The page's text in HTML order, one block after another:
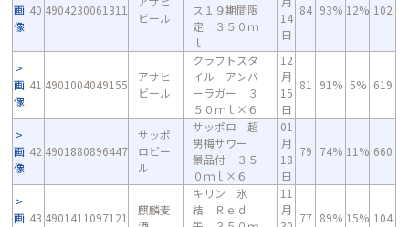
画
像
40 4904230061311
ビール
ス１９期間限
定 ３５０ｍ
ｌ
14
日
84 93% 12% 102
画
像
41 4901004049155
アサヒ
ビール
クラフトスタ
イル アンバ
ーラガー ３
５０ｍｌ×６
12
月
15
日
81 91% 5% 619
画
像
42 4901880896447
サッポ
ロビー
ル
サッポロ 超
男梅サワー
景品付 ３５
０ｍｌ×６
01
月
18
日
79 74% 11% 660
画 43 4901411097121
麒麟麦
キリン 氷
結 Ｒｅｄ
11
月
77 89% 15% 104